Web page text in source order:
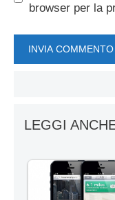
browser per la
LEGGI